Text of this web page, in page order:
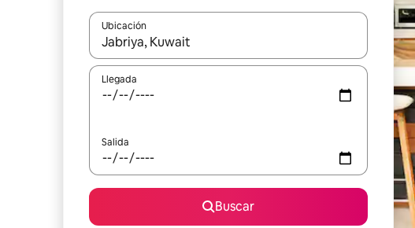
Ubicación
Cuando los resultados estén disponibles, navega con las
Llegada
Salida
Buscar